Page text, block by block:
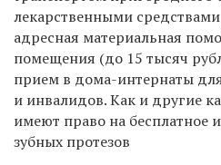
лекарственными
адресная материальная
помещения (до 15 тысяч
прием в дома-интернаты
и инвалидов. Как и другие
имеют право на бесплатное
зубных протезов